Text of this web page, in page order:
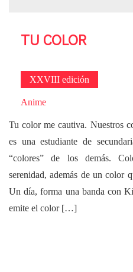
TU COLOR
XXVIII edición
Anime
Tu color me cautiva. Nuestros
es una estudiante de
“colores” de los demás.
serenidad, además de un color
Un día, forma una banda con
emite el color […]